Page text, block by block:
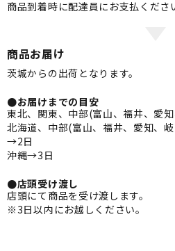
商品到着時に配達員にお支払くださ
商品お届け
茨城からの出荷となります。
●お届けまでの目安
東北、関東、中部(富山、福井、愛
北海道、中部(富山、福井、愛知、
→2日
沖縄→3日
●店頭受け渡し
店頭にて商品を受け渡します。
※3日以内にお越しください。